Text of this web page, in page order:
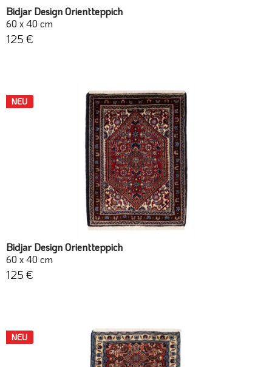
Bidjar Design Orientteppich
60 x 40 cm
125 €
NEU
Bidjar Design Orientteppich
60 x 40 cm
125 €
NEU